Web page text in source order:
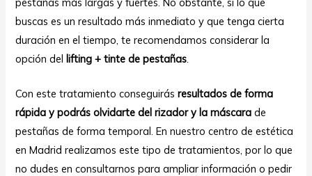
buscas es un resultado más inmediato y que tenga cierta
duración en el tiempo, te recomendamos considerar la
opción del lifting + tinte de pestañas
Con este tratamiento conseguirásresultados de forma
rápida y podrás olvidarte del rizador y la máscarade
pestañas de forma temporal. En nuestro centro de estética
en Madrid realizamos este tipo de tratamientos, por lo que
no dudes en consultarnos para ampliar información o pedir